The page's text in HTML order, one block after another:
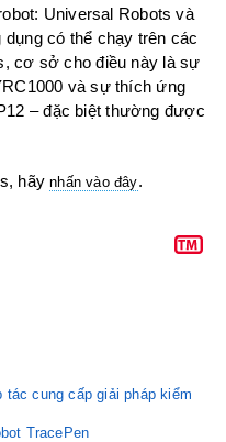
Universal Robots và
có thể chạy trên các
cơ sở cho điều này là sự
và sự thích ứng
– đặc biệt thường được
hãynhấn vào đây.
tác cung cấp giải pháp kiểm
TracePen